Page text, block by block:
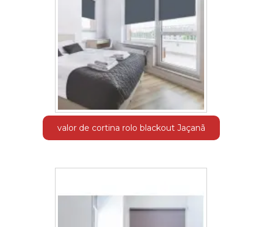
valor de cortina rolo blackout Jaçanã